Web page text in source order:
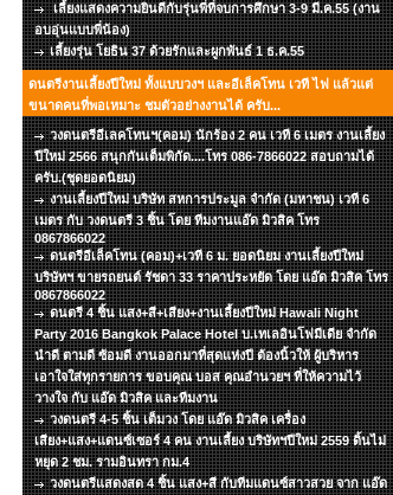
เลี้ยงแสดงความยินดีกับรุ่นพี่ที่จบการศึกษา 3-9 มี.ค.55 (งาน
อบอุ่นแบบพี่น้อง)
เลี้ยงรุ่น โยธิน 37 ด้วยรักและผูกพันธ์ 1 ธ.ค.55
ดนตรีงานเลี้ยงปีใหม่ ทั้งแบบวงฯ และอีเล็คโทน เวที ไฟ แล้วแต่
ขนาดคนที่พอเหมาะ ชมตัวอย่างงานได้ ครับ...
วงดนตรีอีเลคโทนฯ(คอม) นักร้อง 2 คน เวที 6 เมตร งานเลี้ยง
ปีใหม่ 2566 สนุกกันเต็มพิกัด....โทร 086-7866022 สอบถามได้
ครับ.(ชุดยอดนิยม)
งานเลี้ยงปีใหม่ บริษัท สหการประมูล จำกัด (มหาชน) เวที 6
เมตร กับ วงดนตรี 3 ชิ้น โดย ทีมงานแอ๊ด มิวสิค โทร
0867866022
ดนตรีอีเล็คโทน (คอม)+เวที 6 ม. ยอดนิยม งานเลี้ยงปีใหม่
บริษัทฯ ขายรถยนต์ รัชดา 33 ราคาประหยัด โดย แอ๊ด มิวสิค โทร
0867866022
ดนตรี 4 ชิ้น แสง+สี+เสียง+งานเลี้ยงปีใหม่ Hawali Night
Party 2016 Bangkok Palace Hotel บ.เทเลอินโฟมีเดีย จำกัด
นำดี ตามดี ซ้อมดี งานออกมาที่สุดแห่งปี ต้องนิ้วให้ ผู้บริหาร
เอาใจใส่ทุกรายการ ขอบคุณ บอส คุณอำนวยฯ ที่ให้ความไว้
วางใจ กับ แอ๊ด มิวสิค และทีมงาน
วงดนตรี 4-5 ชิ้น เต็มวง โดย แอ๊ด มิวสิค เครื่อง
เสียง+แสง+แดนซ์เซอร์ 4 คน งานเลี้ยง บริษัทฯปีใหม่ 2559 ดิ้นไม่
หยุด 2 ชม. รามอินทรา กม.4
วงดนตรีแสดงสด 4 ชิ้น แสง+สี กับทีมแดนซ์สาวสวย จาก แอ๊ด